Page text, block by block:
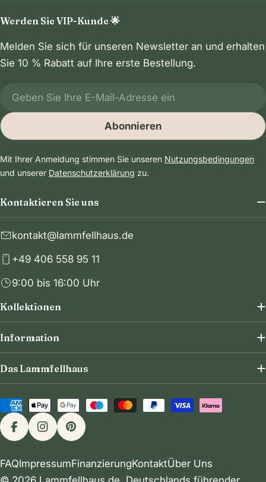
Kontaktieren Sie uns
kontakt@lammfellhaus.de
+49 406 558 95 11
9:00 bis 16:00 Uhr
Kollektionen
Information
Das Lammfellhaus
Werden Sie VIP-Kunde 🌟
Melden Sie sich für unseren Newsletter an und erhalten
Sie 10 % Rabatt auf Ihre erste Bestellung.
Abonnieren
Mit Ihrer Anmeldung stimmen Sie unseren Nutzungsbedingungen
und unserer Datenschutzerklärung zu.
Zahlungsmethoden
FacebookInstagramPinterest
FAQImpressumFinanzierungKontaktÜber Uns